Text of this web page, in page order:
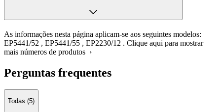
As informações nesta página aplicam-se aos seguintes modelos:
EP5441/52 , EP5441/55 , EP2230/12 . Clique aqui para mostrar
mais números de produtos ›
Perguntas frequentes
Todas (5)